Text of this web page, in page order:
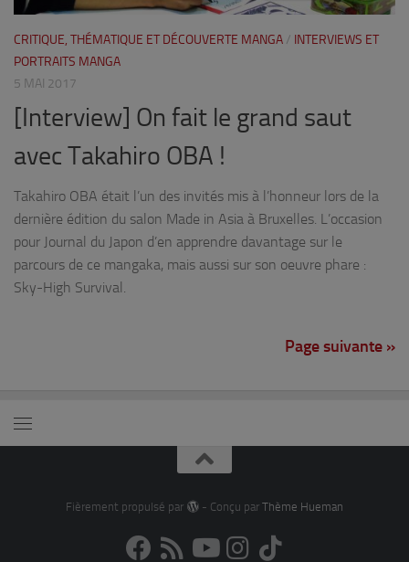
CRITIQUE, THÉMATIQUE ET DÉCOUVERTE MANGA / INTERVIEWS ET
PORTRAITS MANGA
5 MAI 2017
[Interview] On fait le grand saut
avec Takahiro OBA !
Takahiro OBA était l’un des invités mis à l’honneur lors de la
dernière édition du salon Made in Asia à Bruxelles. L’occasion
pour Journal du Japon d’en apprendre davantage sur le
parcours de ce mangaka, mais aussi sur son oeuvre phare :
Sky-High Survival.
Page suivante »
Fièrement propulsé par - Conçu par Thème Hueman